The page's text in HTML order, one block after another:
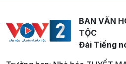
BAN VĂN
TỘC
Đài Tiếng